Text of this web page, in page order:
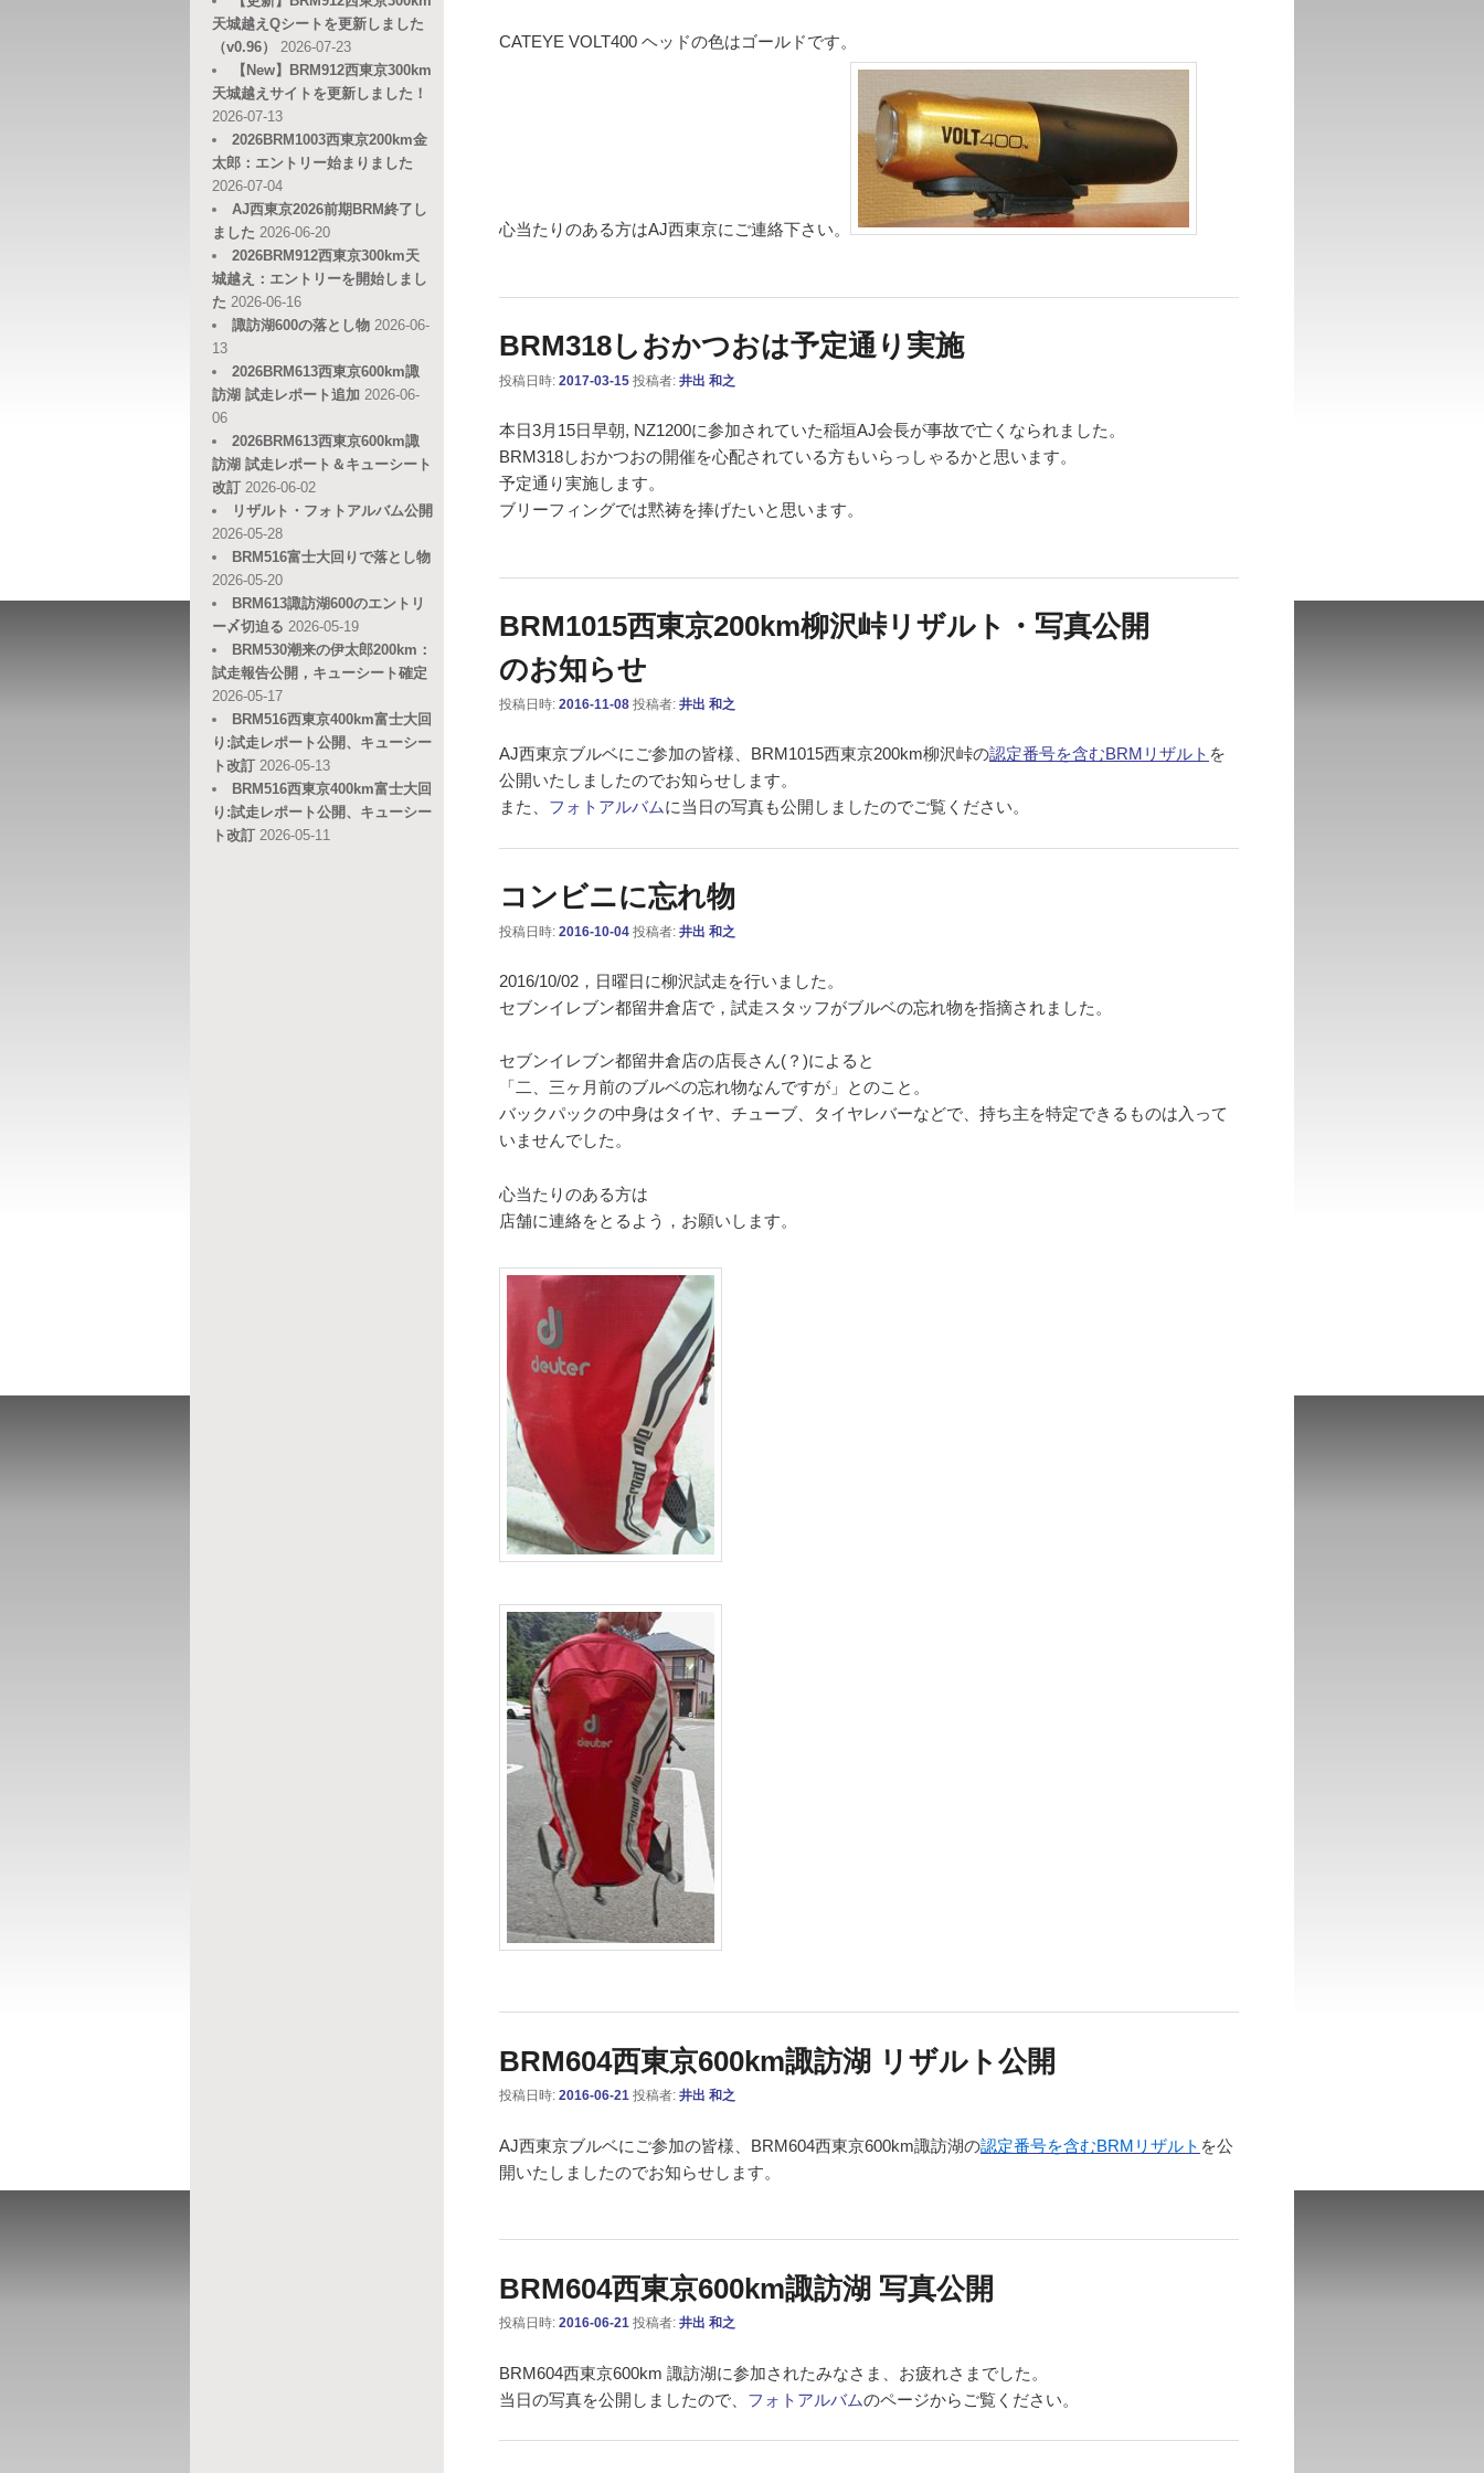
CATEYE VOLT400 ヘッドの色はゴールドです。
心当たりのある方はAJ西東京にご連絡下さい。
BRM318しおかつおは予定通り実施
投稿日時: 2017-03-15 投稿者: 井出 和之
本日3月15日早朝, NZ1200に参加されていた稲垣AJ会長が事故で亡くなられました。
BRM318しおかつおの開催を心配されている方もいらっしゃるかと思います。
予定通り実施します。
ブリーフィングでは黙祷を捧げたいと思います。
BRM1015西東京200km柳沢峠リザルト・写真公開
のお知らせ
投稿日時: 2016-11-08 投稿者: 井出 和之
AJ西東京ブルベにご参加の皆様、BRM1015西東京200km柳沢峠の認定番号を含むBRMリザルト を
公開いたしましたのでお知らせします。
また、 フォトアルバムに当日の写真も公開しましたのでご覧ください。
コンビニに忘れ物
投稿日時: 2016-10-04 投稿者: 井出 和之
2016/10/02，日曜日に柳沢試走を行いました。
セブンイレブン都留井倉店で，試走スタッフがブルベの忘れ物を指摘されました。
セブンイレブン都留井倉店の店長さん(？)によると
「二、三ヶ月前のブルベの忘れ物なんですが」とのこと。
バックパックの中身はタイヤ、チューブ、タイヤレバーなどで、持ち主を特定できるものは入って
いませんでした。
心当たりのある方は
店舗に連絡をとるよう，お願いします。
BRM604西東京600km諏訪湖 リザルト公開
投稿日時: 2016-06-21 投稿者: 井出 和之
AJ西東京ブルベにご参加の皆様、BRM604西東京600km諏訪湖の認定番号を含むBRMリザルト を公
開いたしましたのでお知らせします。
BRM604西東京600km諏訪湖 写真公開
投稿日時: 2016-06-21 投稿者: 井出 和之
BRM604西東京600km 諏訪湖に参加されたみなさま、お疲れさまでした。
当日の写真を公開しましたので、 フォトアルバムのページからご覧ください。
天城越えQシートを更新しました
（v0.96）
2026-07-23
【New】BRM912西東京300km
天城越えサイトを更新しました！
2026-07-13
2026BRM1003西東京200km金
太郎：エントリー始まりました
2026-07-04
AJ西東京2026前期BRM終了し
ました 2026-06-20
2026BRM912西東京300km天
城越え：エントリーを開始しまし
た 2026-06-16
諏訪湖600の落とし物 2026-06-
13
2026BRM613西東京600km諏
訪湖 試走レポート追加 2026-06-
06
2026BRM613西東京600km諏
訪湖 試走レポート＆キューシート
改訂 2026-06-02
リザルト・フォトアルバム公開
2026-05-28
BRM516富士大回りで落とし物
2026-05-20
BRM613諏訪湖600のエントリ
ー〆切迫る 2026-05-19
BRM530潮来の伊太郎200km：
試走報告公開，キューシート確定
2026-05-17
BRM516西東京400km富士大回
り:試走レポート公開、キューシー
ト改訂 2026-05-13
BRM516西東京400km富士大回
り:試走レポート公開、キューシー
ト改訂 2026-05-11